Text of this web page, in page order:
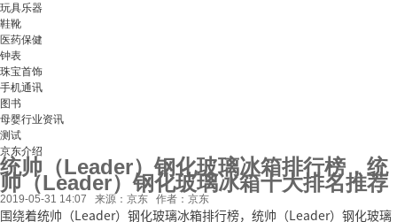
玩具乐器
鞋靴
医药保健
钟表
珠宝首饰
手机通讯
图书
母婴行业资讯
测试
京东介绍
统帅（Leader）钢化玻璃冰箱排行榜，统
帅（Leader）钢化玻璃冰箱十大排名推荐
2019-05-31 14:07 来源：京东 作者：京东
围绕着统帅（Leader）钢化玻璃冰箱排行榜，统帅（Leader）钢化玻璃